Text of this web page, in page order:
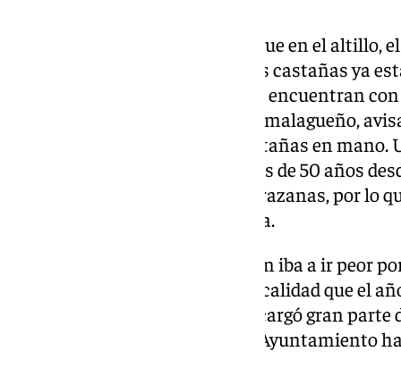
Mientras la ropa de invierno sigue en el altillo,
siendo fiel a sus tradiciones. Las castañas ya
quienes pasean por la ciudad se encuentran
acompañada de un aroma muy malagueño,
camino con un cartucho de castañas en
conoce muy bien, pues hace más de 50 años
alrededores del Mercado de Atarazanas, por lo
cómo afronta su temporada alta.
“Esperábamos que la producción iba a ir peor
las castañas tienen hasta más calidad que el
afectadas por un hongo que se cargó gran
de uno de los 49 puestos que el Ayuntamiento